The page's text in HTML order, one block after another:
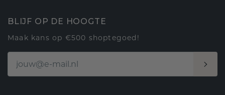
BLIJF OP DE HOOGTE
Maak kans op €500 shoptegoed!